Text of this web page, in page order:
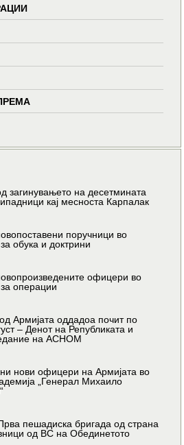
загинувањето на десетмината
кај месноста Карпалак
поручници во
обука и доктрини
офицери во
операции
Армијата оддадоа почит по
– Денот на Републиката и
на АСНОМ
нови офицери на Армијата во
„Генерал Михаило
пешадиска бригада од страна
од ВС на Обединетото